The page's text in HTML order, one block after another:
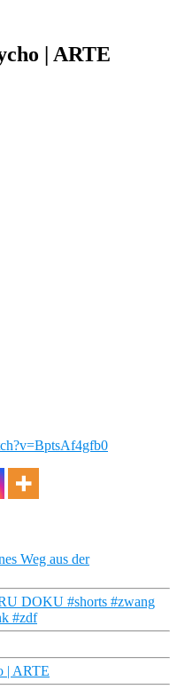
| ARTE
Weg aus der
DOKU #shorts #zwang
#zdf
| ARTE